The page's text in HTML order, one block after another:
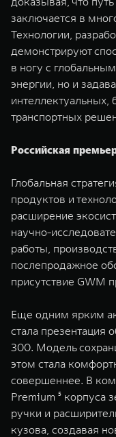
заключается в
Технологии,
демонстрируют
в ногу с
энергии, но и
интеллектуальных,
транспортных
Российская
Глобальная
продуктов и
расширение
научно-
работы,
послепродажное
присутствие GWM
Еще одним ярким
стала презентация
300. Модель
этом стала
совершеннее. В
Premium ⁵ корпуса
ручки и
кузова, создавая